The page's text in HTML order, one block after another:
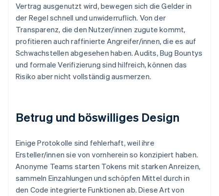
Vertrag ausgenutzt wird, bewegen sich die Gelder in
der Regel schnell und unwiderruflich. Von der
Transparenz, die den Nutzer/innen zugute kommt,
profitieren auch raffinierte Angreifer/innen, die es auf
Schwachstellen abgesehen haben. Audits, Bug Bountys
und formale Verifizierung sind hilfreich, können das
Risiko aber nicht vollständig ausmerzen.
Betrug und böswilliges Design
Einige Protokolle sind fehlerhaft, weil ihre
Ersteller/innen sie von vornherein so konzipiert haben.
Anonyme Teams starten Tokens mit starken Anreizen,
sammeln Einzahlungen und schöpfen Mittel durch in
den Code integrierte Funktionen ab. Diese Art von